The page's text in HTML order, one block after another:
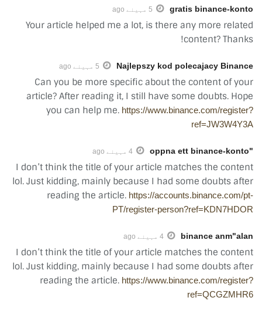
gratis binance-konto 5 مہینے ago
Your article helped me a lot, is there any more related
content? Thanks!
Najlepszy kod polecajacy Binance 5 مہینے ago
Can you be more specific about the content of your
article? After reading it, I still have some doubts. Hope
you can help me. https://www.binance.com/register?
ref=JW3W4Y3A
"oppna ett binance-konto 4 مہینے ago
I don’t think the title of your article matches the content
lol. Just kidding, mainly because I had some doubts after
reading the article. https://accounts.binance.com/pt-
PT/register-person?ref=KDN7HDOR
binance anm"alan 4 مہینے ago
I don’t think the title of your article matches the content
lol. Just kidding, mainly because I had some doubts after
reading the article. https://www.binance.com/register?
ref=QCGZMHR6